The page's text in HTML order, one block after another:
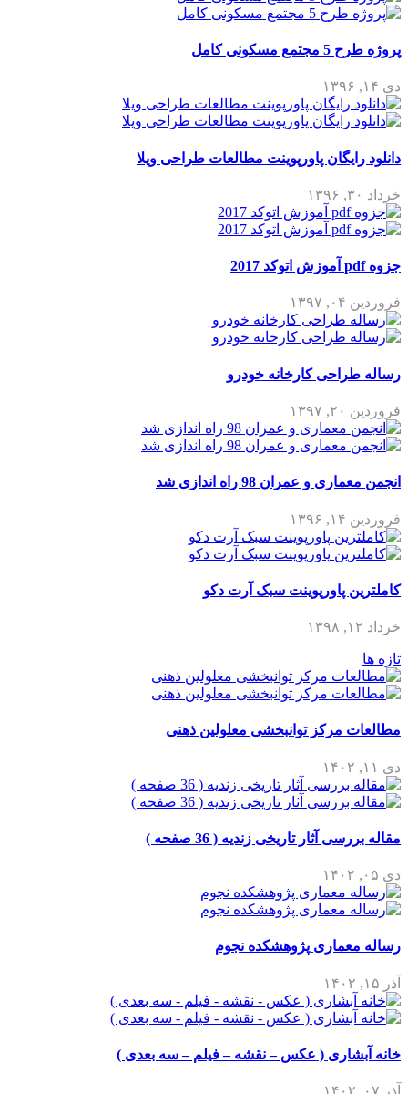
کامل
پاورپوینت مطالعات طراحی ویلا
کارخانه خودرو
و عمران 98 راه اندازی شد
پاورپوینت سبک آرت دکو
مرکز توانبخشی معلولین ذهنی
آثار تاریخی زندیه ( 36 صفحه )
پژوهشکده نجوم
( عکس – نقشه – فیلم – سه بعدی )